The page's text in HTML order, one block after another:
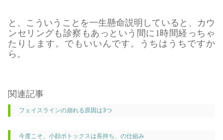
と、こういうことを一生懸命説明していると、カウ
ンセリングも診察もあっという間に1時間経っちゃ
たりします。でもいいんです。うちはうちですか
ら。
関連記事
フェイスラインの崩れる原因は3つ
今度こそ、小顔ボトックスは長持ち、の仕組み